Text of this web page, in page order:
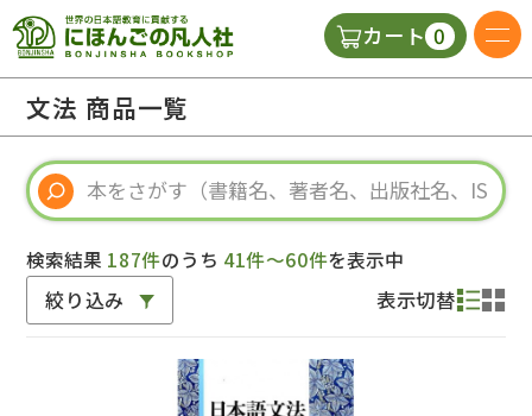
カート 0
視聴覚・補助教材
教師用参考書
文法 商品一覧
検索結果 187件のうち 41件～60件を表示中
絞り込み 表示切替